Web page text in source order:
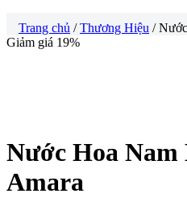
Trang chủ /Thương Hiệu /
Giảm giá 19%
Nước Hoa
Amara